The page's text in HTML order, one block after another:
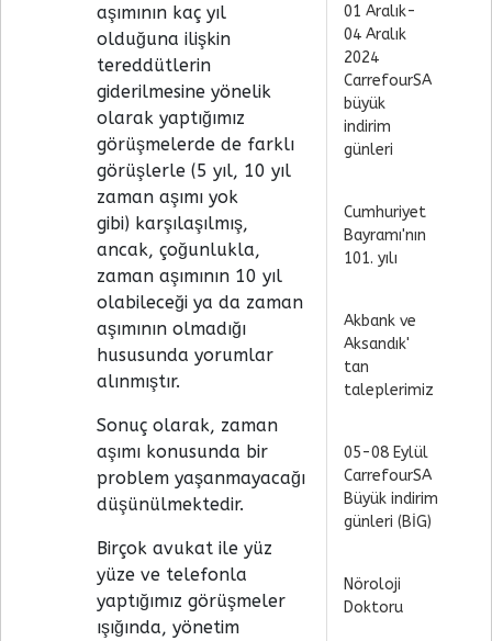
aşımının kaç yıl
olduğuna ilişkin
tereddütlerin
giderilmesine yönelik
olarak yaptığımız
görüşmelerde de farklı
görüşlerle (5 yıl, 10 yıl
zaman aşımı yok
gibi) karşılaşılmış,
ancak, çoğunlukla,
zaman aşımının 10 yıl
olabileceği ya da zaman
aşımının olmadığı
hususunda yorumlar
alınmıştır.
Sonuç olarak, zaman
aşımı konusunda bir
problem yaşanmayacağı
düşünülmektedir.
Birçok avukat ile yüz
yüze ve telefonla
yaptığımız görüşmeler
ışığında, yönetim
01 Aralık-
04 Aralık
2024
CarrefourSA
büyük
indirim
günleri
Cumhuriyet
Bayramı'nın
101. yılı
Akbank ve
Aksandık'
tan
taleplerimiz
05-08 Eylül
CarrefourSA
Büyük indirim
günleri (BİG)
Nöroloji
Doktoru